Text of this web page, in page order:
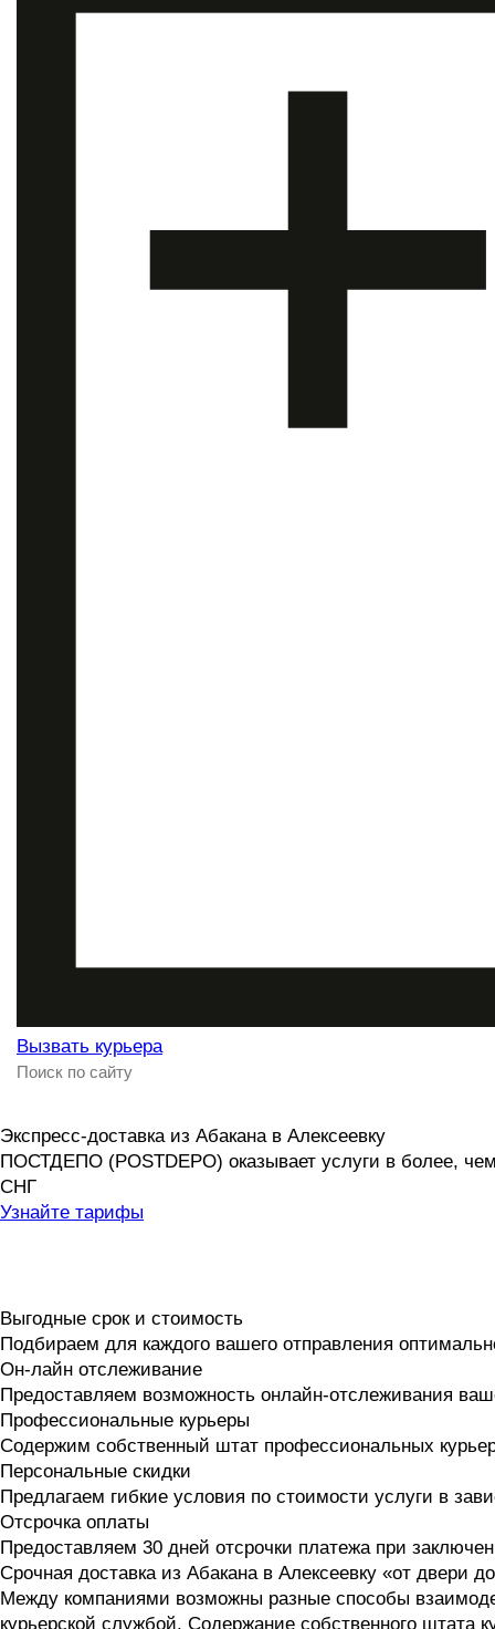
Вызвать курьера
Экспресс-доставка из Абакана в Алексеевку
ПОСТДЕПО (POSTDEPO) оказывает услуги в более,
СНГ
Узнайте тарифы
Выгодные срок и стоимость
Подбираем для каждого вашего отправления
Он-лайн отслеживание
Предоставляем возможность онлайн-отслеживания
Профессиональные курьеры
Содержим собственный штат профессиональных
Персональные скидки
Предлагаем гибкие условия по стоимости услуги в
Отсрочка оплаты
Предоставляем 30 дней отсрочки платежа при
Срочная доставка из Абакана в Алексеевку «от двери
Между компаниями возможны разные способы
курьерской службой. Содержание собственного штата